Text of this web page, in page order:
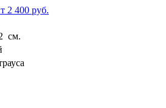
2 400 руб.
см.